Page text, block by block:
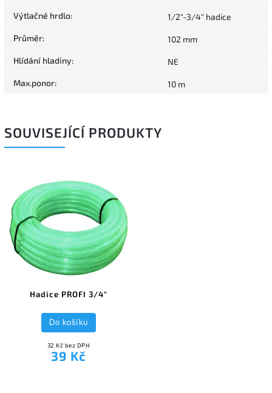
Výtlačné hrdlo: 1/2"-3/4" hadice
Průměr: 102 mm
Hlídání hladiny: NE
Max.ponor: 10 m
SOUVISEJÍCÍ PRODUKTY
Hadice PROFI 3/4"
32 Kč bez DPH
39 Kč
Do košíku